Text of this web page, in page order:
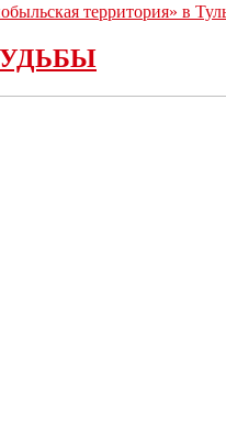
территория» в